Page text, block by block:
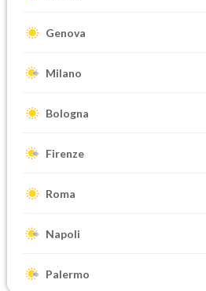
Genova
Milano
Bologna
Firenze
Roma
Napoli
Palermo